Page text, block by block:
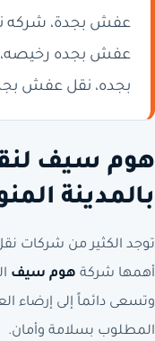
عفش بجدة، شركه
عفش بجده
بجده، نقل عفش
هوم سيف
بالمدينة
توجد الكثير من شركات
أهمها شركة هوم سيف
وتسعى دائماً إلى إرضاء
المطلوب بسلامة وأمان.